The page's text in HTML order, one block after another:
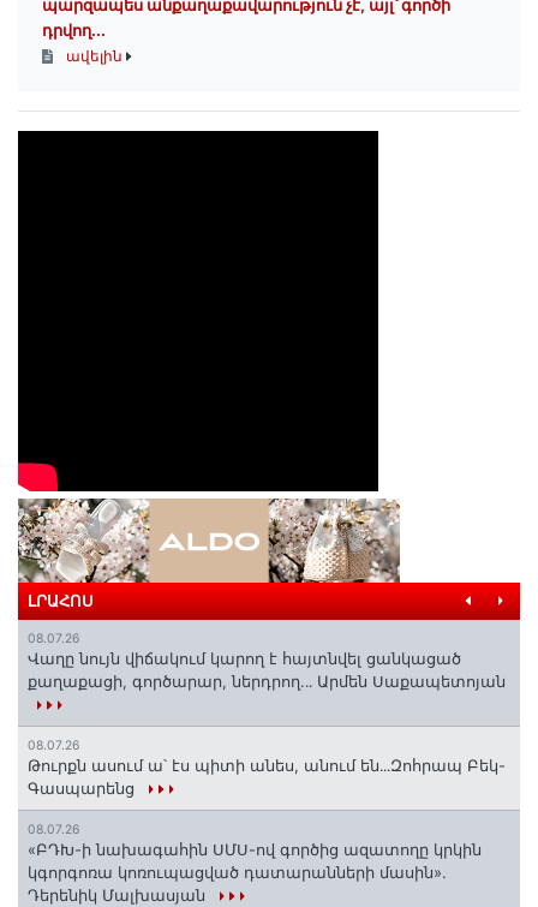
պարզապես անքաղաքավարություն չէ, այլ՝ գործի
դրվող...
ավելին
ԼՐԱՀՈՍ
08.07.26
Վաղը նույն վիճակում կարող է հայտնվել ցանկացած
քաղաքացի, գործարար, ներդրող.․․ Արմեն Սաքապետոյան
08.07.26
Թուրքն ասում ա՝ էս պիտի անես, անում են․․․Զոհրապ Բեկ-
Գասպարենց
08.07.26
«ԲԴԽ-ի նախագահին ՍՄՍ-ով գործից ազատողը կրկին
կգորգոռա կոռուպացված դատարանների մասին».
Դերենիկ Մալխասյան